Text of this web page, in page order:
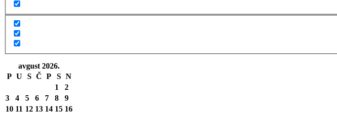
avgust 2026.
P U S Č P S N
1
2
3
4 5 6 7 8
9
10 11 12 13 14 15 16